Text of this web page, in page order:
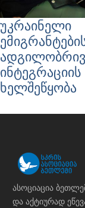
უკრაინელი
ინტეგრაციის
ხელშეწყობა
ასოციაცია
და აქტიურად